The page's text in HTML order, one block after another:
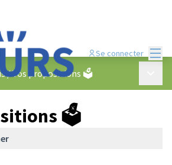
Se connecter
/Vos propositions 🗳️
🗳️